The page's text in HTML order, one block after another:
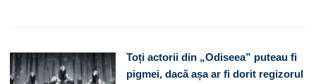
Toți actorii din „Odiseea” puteau fi
pigmei, dacă așa ar fi dorit regizorul